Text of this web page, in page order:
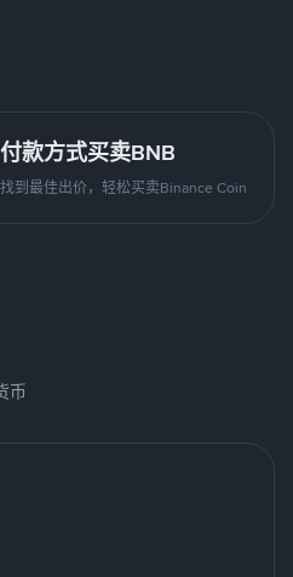
款方式买卖BNB
到最佳出价，轻松买卖Binance Coin
币